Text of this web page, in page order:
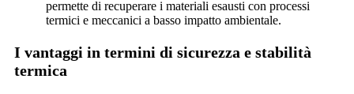
permette di recuperare i materiali esausti con processi
termici e meccanici a basso impatto ambientale.
I vantaggi in termini di sicurezza e stabilità
termica